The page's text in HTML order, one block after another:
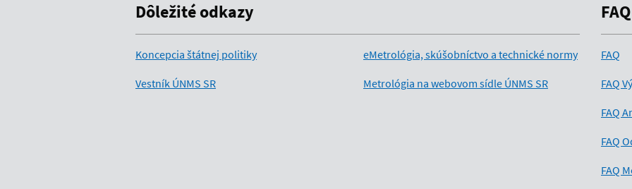
Dôležité odkazy
Koncepcia štátnej politiky
Vestník ÚNMS SR
eMetrológia, skúšobníctvo a technické normy
Metrológia na webovom sídle ÚNMS SR
FAQ
FAQ
FAQ
FAQ
FAQ
FAQ